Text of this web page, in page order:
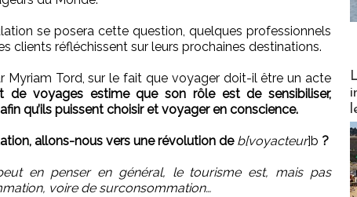
se posera cette question, quelques professionnels
clients réfléchissent sur leurs prochaines destinations.
Myriam Tord, sur le fait que voyager doit-il être un acte
de voyages estime que son rôle est de sensibiliser,
qu’ils puissent choisir et voyager en conscience.
allons-nous vers une révolution de b[voyacteur]b ?
en penser en général, le tourisme est, mais pas
voire de surconsommation…